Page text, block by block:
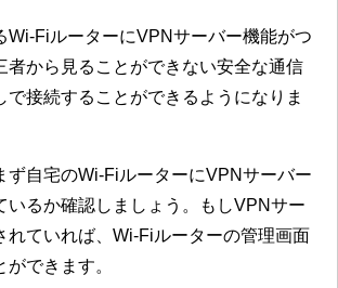
Wi-FiルーターにVPNサーバー機能がつ
者から見ることができない安全な通信
で接続することができるようになりま
ず自宅のWi-FiルーターにVPNサーバー
いるか確認しましょう。もしVPNサー
れていれば、Wi-Fiルーターの管理画面
できます。